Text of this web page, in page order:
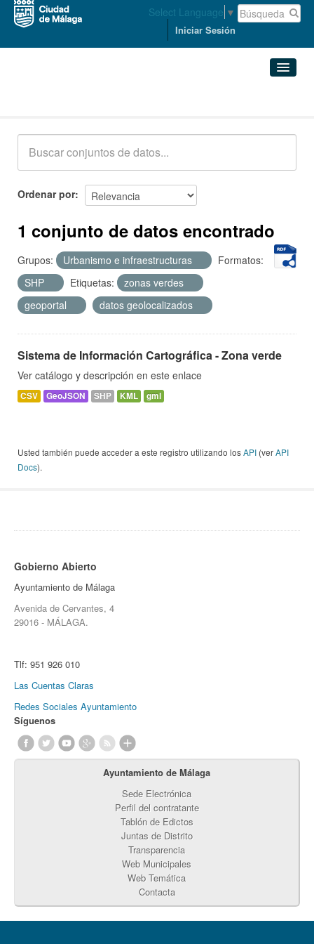
Select Language ▼
Iniciar Sesión
Acerca de
Ordenar por
1 conjunto de datos encontrado
Grupos: Urbanismo e infraestructuras
Formatos:
SHP
Etiquetas:
zonas verdes
geoportal
datos geolocalizados
Sistema de Información Cartográfica - Zona verde
Ver catálogo y descripción en este enlace
CSV GeoJSON SHP KML gml
Usted también puede acceder a este registro utilizando losAPI (verAPI
Docs).
Gobierno Abierto
Ayuntamiento de Málaga
Avenida de Cervantes, 4
29016 - MÁLAGA.
Tlf: 951 926 010
Las Cuentas Claras
Redes Sociales Ayuntamiento
Síguenos
Ayuntamiento de Málaga
Sede Electrónica
Perfil del contratante
Tablón de Edictos
Juntas de Distrito
Transparencia
Web Municipales
Web Temática
Contacta